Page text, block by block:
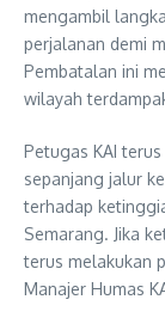
mengambil
perjalanan demi
Pembatalan ini
wilayah
Petugas KAI
sepanjang jalur
terhadap
Semarang. Jika
terus melakukan
Manajer Humas